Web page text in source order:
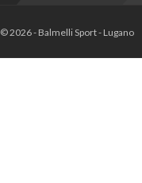
© 2026 - Balmelli Sport - Lugano